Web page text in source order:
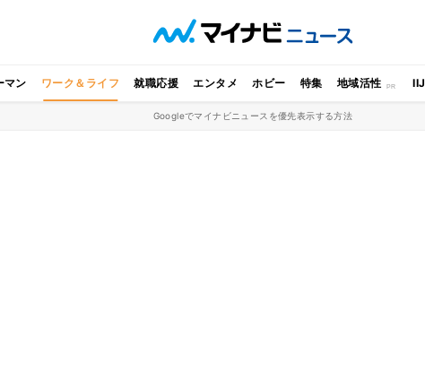
マン ワーク＆ライフ 就職応援 エンタメ ホビー 特集 地域活性 IIJ
Googleでマイナビニュースを優先表示する方法